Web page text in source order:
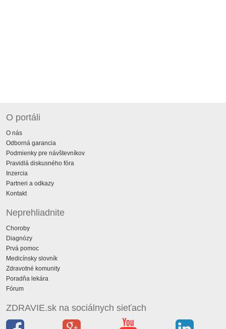
O portáli
O nás
Odborná garancia
Podmienky pre návštevníkov
Pravidlá diskusného fóra
Inzercia
Partneri a odkazy
Kontakt
Neprehliadnite
Choroby
Diagnózy
Prvá pomoc
Medicínsky slovník
Zdravotné komunity
Poradňa lekára
Fórum
ZDRAVIE.sk na sociálnych sieťach